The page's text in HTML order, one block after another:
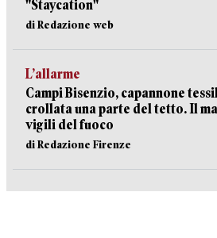
"Staycation"
di Redazione web
L’allarme
Campi Bisenzio, capannone
crollata una parte del tetto. Il
vigili del fuoco
di Redazione Firenze